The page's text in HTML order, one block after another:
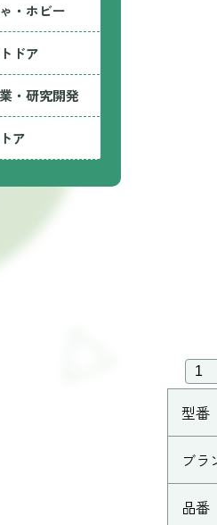
型番
ブラ
品番
・ホビー
ドア
・研究開発
ア